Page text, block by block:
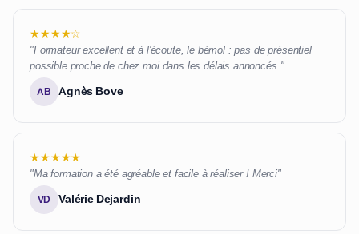
★★★★☆
"Formateur excellent et à l'écoute, le bémol : pas de présentiel
possible proche de chez moi dans les délais annoncés."
AB Agnès Bove
★★★★★
"Ma formation a été agréable et facile à réaliser ! Merci"
VD Valérie Dejardin